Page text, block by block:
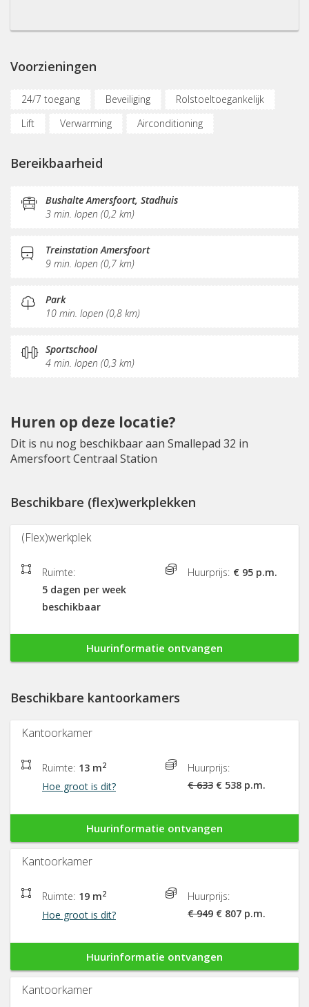
Voorzieningen
24/7 toegang Beveiliging
Rolstoeltoegankelijk
Lift
Verwarming
Airconditioning
(Flex)werkplekken
Opslagruimte
Internetmogelijkheden
Printservice
KVK-inschrijving
Koffie/thee
Pantry
Postverwerking
Bereikbaarheid
Bushalte Amersfoort, Stadhuis
3 min. lopen (0,2 km)
Treinstation Amersfoort
9 min. lopen (0,7 km)
Park
10 min. lopen (0,8 km)
Sportschool
4 min. lopen (0,3 km)
Huren op deze locatie?
Dit is nu nog beschikbaar aan Smallepad 32 in
Amersfoort Centraal Station
Beschikbare (flex)werkplekken
(Flex)werkplek
Ruimte:
5 dagen per week
beschikbaar
Huurprijs: € 95 p.m.
Huurinformatie ontvangen
Beschikbare kantoorkamers
Kantoorkamer
Ruimte: 13 m2
Hoe groot is dit?
Huurprijs:
€ 633 € 538 p.m.
Huurinformatie ontvangen
Kantoorkamer
Ruimte: 19 m2
Hoe groot is dit?
Huurprijs:
€ 949 € 807 p.m.
Huurinformatie ontvangen
Kantoorkamer